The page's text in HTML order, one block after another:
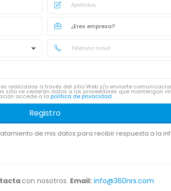
realizadas a través del sitio Web y/o enviarte
sólo se cederán datos a los proveedores que mantengan
accede a la política de privacidad .
Registro
de mis datos para recibir respuesta a la
con nosotros. Email: info@360nrs.com